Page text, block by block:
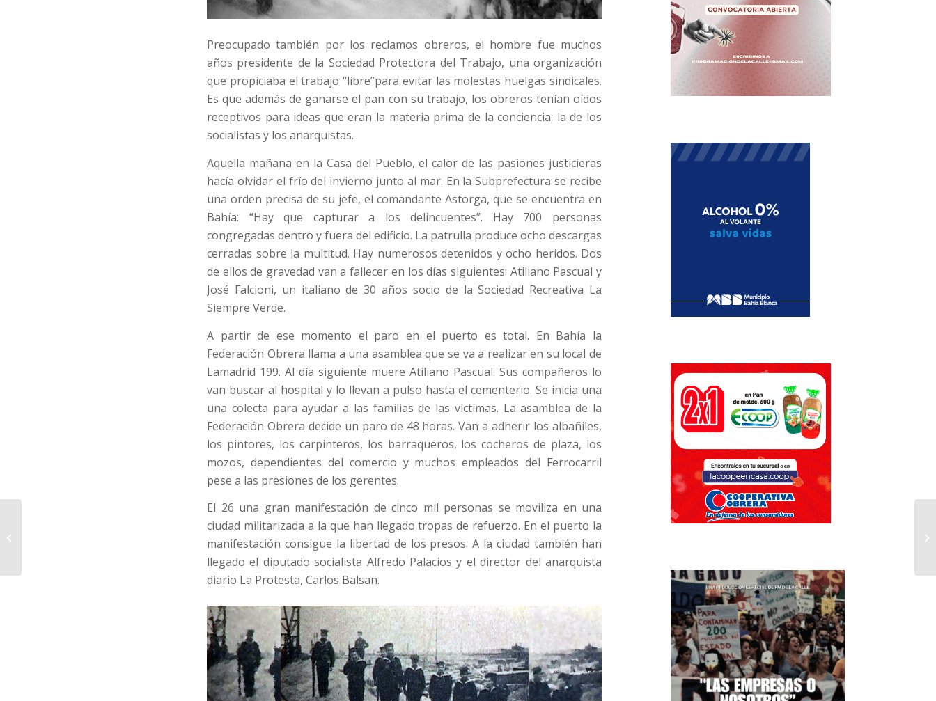
Preocupado también por los reclamos obreros, el hombre fue muchos
años presidente de la Sociedad Protectora del Trabajo, una organización
que propiciaba el trabajo “libre”para evitar las molestas huelgas sindicales.
Es que además de ganarse el pan con su trabajo, los obreros tenían oídos
receptivos para ideas que eran la materia prima de la conciencia: la de los
socialistas y los anarquistas.
Aquella mañana en la Casa del Pueblo, el calor de las pasiones justicieras
hacía olvidar el frío del invierno junto al mar. En la Subprefectura se recibe
una orden precisa de su jefe, el comandante Astorga, que se encuentra en
Bahía: “Hay que capturar a los delincuentes”. Hay 700 personas
congregadas dentro y fuera del edificio. La patrulla produce ocho descargas
cerradas sobre la multitud. Hay numerosos detenidos y ocho heridos. Dos
de ellos de gravedad van a fallecer en los días siguientes: Atiliano Pascual y
José Falcioni, un italiano de 30 años socio de la Sociedad Recreativa La
Siempre Verde.
A partir de ese momento el paro en el puerto es total. En Bahía la
Federación Obrera llama a una asamblea que se va a realizar en su local de
Lamadrid 199. Al día siguiente muere Atiliano Pascual. Sus compañeros lo
van buscar al hospital y lo llevan a pulso hasta el cementerio. Se inicia una
una colecta para ayudar a las familias de las víctimas. La asamblea de la
Federación Obrera decide un paro de 48 horas. Van a adherir los albañiles,
los pintores, los carpinteros, los barraqueros, los cocheros de plaza, los
mozos, dependientes del comercio y muchos empleados del Ferrocarril
pese a las presiones de los gerentes.
El 26 una gran manifestación de cinco mil personas se moviliza en una
ciudad militarizada a la que han llegado tropas de refuerzo. En el puerto la
manifestación consigue la libertad de los presos. A la ciudad también han
llegado el diputado socialista Alfredo Palacios y el director del anarquista
diario La Protesta, Carlos Balsan.